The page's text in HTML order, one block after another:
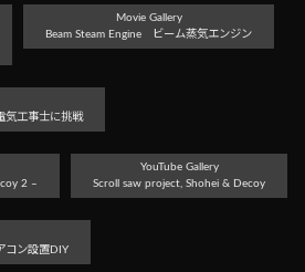
Movie Gallery
Beam Steam Engine ビーム蒸気エンジン
工事士に挑戦
2 –
YouTube Gallery
Scroll saw project, Shohei & Decoy
コン設置DIY